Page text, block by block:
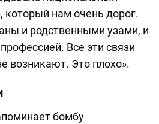
который нам очень дорог.
и родственными узами, и
Все эти связи
возникают. Это плохо».
бомбу